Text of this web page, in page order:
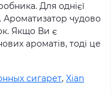
Для однієї
Ароматизатор чудово
Якщо Ви є
ароматів, тоді це
сигарет, Xian